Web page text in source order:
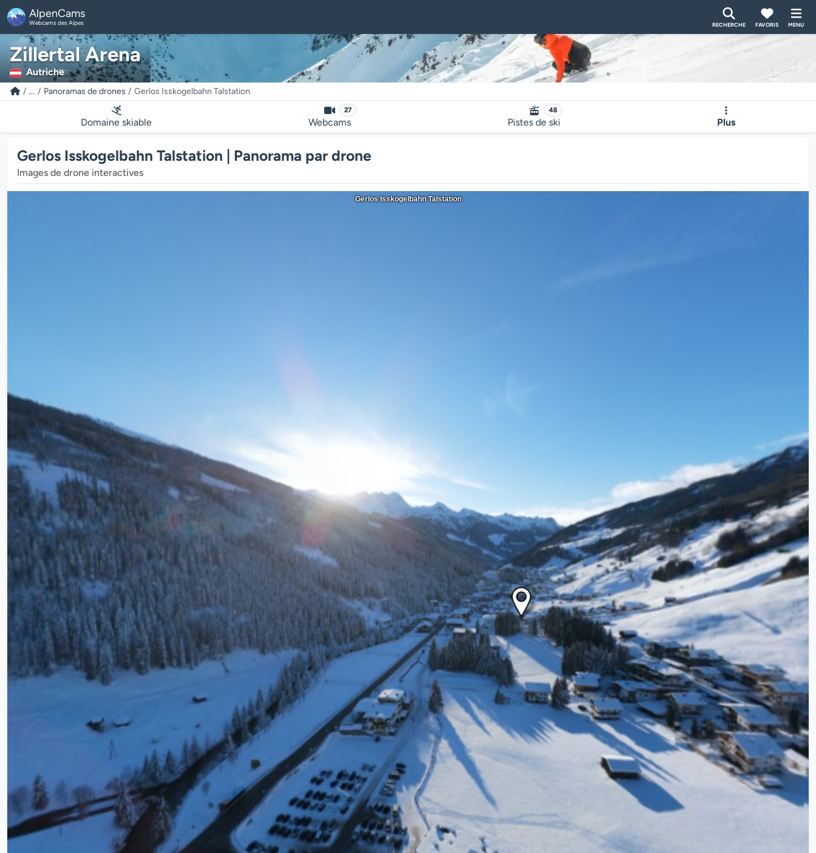
AlpenCams
Webcams des Alpes RECHERCHE FAVORIS MENU
Zillertal Arena
Autriche
... Panoramas de drones Gerlos Isskogelbahn Talstation
Domaine skiable
27
Webcams
48
Pistes de ski Plus
Gerlos Isskogelbahn Talstation | Panorama par drone
Images de drone interactives
Gerlos Isskogelbahn Talstation